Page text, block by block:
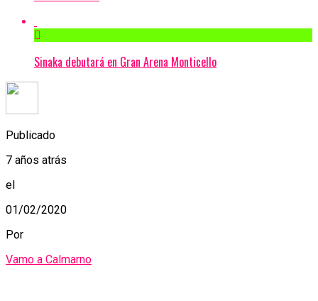
Sinaka debutará en Gran Arena Monticello
Publicado
7 años atrás
el
01/02/2020
Por
Vamo a Calmarno